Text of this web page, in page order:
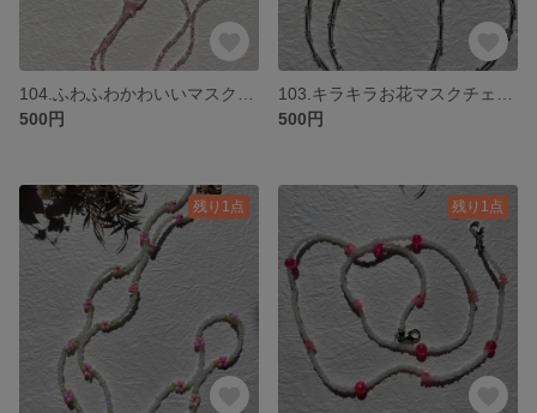
500円
500円
残り1点 残り1点